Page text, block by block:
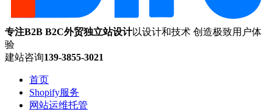
专注B2B B2C外贸独立站设计以设计和技术 创造极致用户体
验
建站咨询139-3855-3021
首页
Shopify服务
网站运维托管